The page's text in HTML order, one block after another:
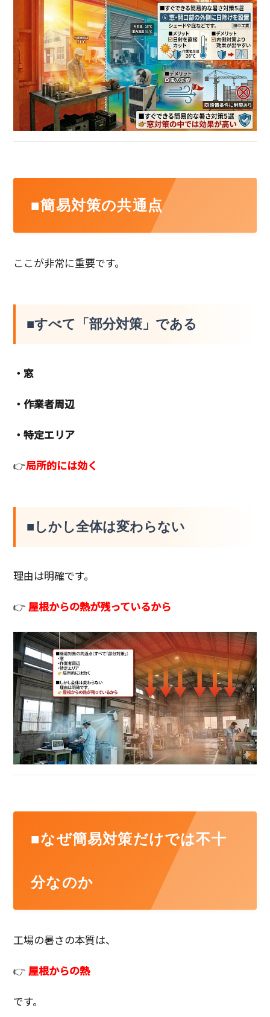
■簡易対策の共通点
ここが非常に重要です。
■すべて「部分対策」である
・窓
・作業者周辺
・特定エリア
👉局所的には効く
■しかし全体は変わらない
理由は明確です。
👉屋根からの熱が残っているから
■なぜ簡易対策だけでは不十
分なのか
工場の暑さの本質は、
👉 屋根からの熱
です。